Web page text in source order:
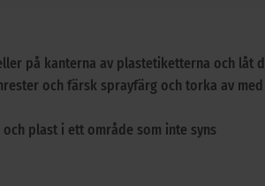
på kanterna av plastetiketterna och låt
och färsk sprayfärg och torka av
plast i ett område som inte syns